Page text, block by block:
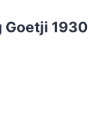
Goetji 1930